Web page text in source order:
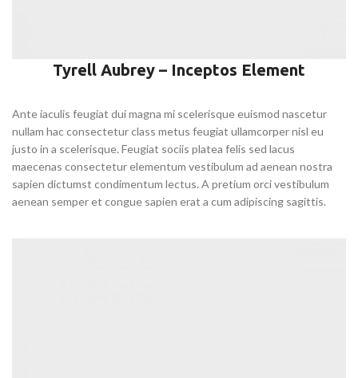
Tyrell Aubrey – Inceptos Element
Ante iaculis feugiat dui magna mi scelerisque euismod nascetur
nullam hac consectetur class metus feugiat ullamcorper nisl eu
justo in a scelerisque. Feugiat sociis platea felis sed lacus
maecenas consectetur elementum vestibulum ad aenean nostra
sapien dictumst condimentum lectus. A pretium orci vestibulum
aenean semper et congue sapien erat a cum adipiscing sagittis.